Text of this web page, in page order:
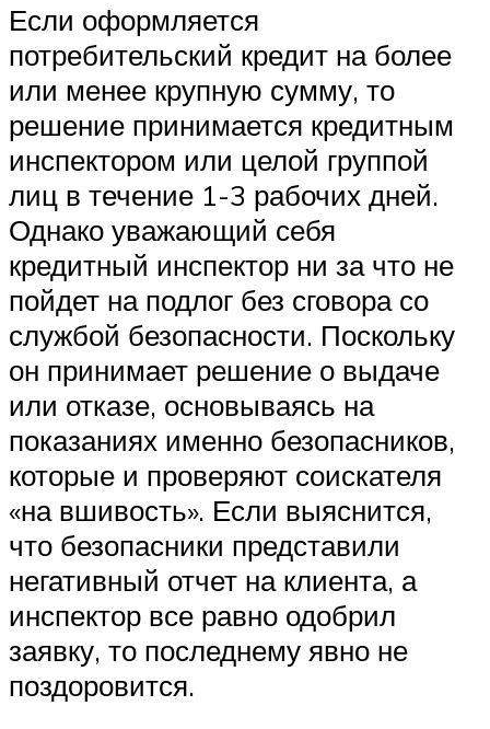
Если оформляется
потребительский кредит на более
или менее крупную сумму, то
решение принимается кредитным
инспектором или целой группой
лиц в течение 1-3 рабочих дней.
Однако уважающий себя
кредитный инспектор ни за что не
пойдет на подлог без сговора со
службой безопасности. Поскольку
он принимает решение о выдаче
или отказе, основываясь на
показаниях именно безопасников,
которые и проверяют соискателя
«на вшивость». Если выяснится,
что безопасники представили
негативный отчет на клиента, а
инспектор все равно одобрил
заявку, то последнему явно не
поздоровится.